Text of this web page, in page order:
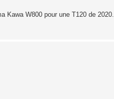
Kawa W800 pour une T120 de 2020.